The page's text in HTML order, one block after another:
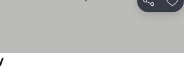
Partager